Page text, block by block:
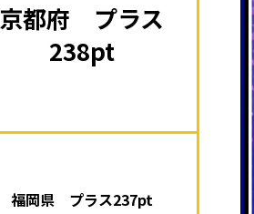
京都府 プラス
238pt
福岡県 プラス237pt